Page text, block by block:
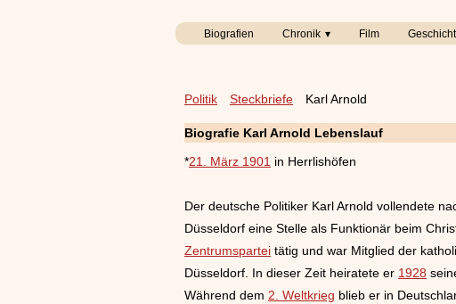
Biografien Chronik Film
Politik Steckbriefe Karl Arnold
Biografie Karl Arnold Lebenslauf
*21. März 1901 in Herrlishöfen
Der deutsche Politiker Karl Arnold vollendete
Düsseldorf eine Stelle als Funktionär beim
Zentrumspartei tätig und war Mitglied der
Düsseldorf. In dieser Zeit heiratete er 1928
Während dem 2. Weltkrieg blieb er in